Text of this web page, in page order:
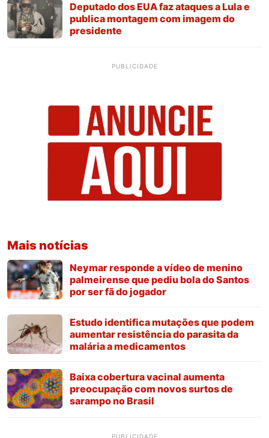
Deputado dos EUA faz ataques a Lula e
publica montagem com imagem do
presidente
PUBLICIDADE
Mais notícias
Neymar responde a vídeo de menino
palmeirense que pediu bola do Santos
por ser fã do jogador
Estudo identifica mutações que podem
aumentar resistência do parasita da
malária a medicamentos
Baixa cobertura vacinal aumenta
preocupação com novos surtos de
sarampo no Brasil
PUBLICIDADE